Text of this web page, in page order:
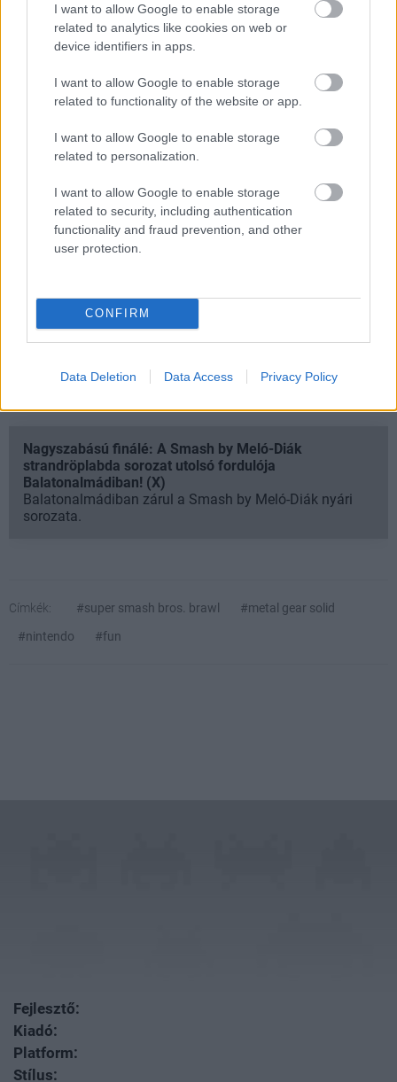
I want to allow Google to enable storage
related to analytics like cookies on web or
device identifiers in apps.
I want to allow Google to enable storage
related to functionality of the website or app.
I want to allow Google to enable storage
related to personalization.
I want to allow Google to enable storage
related to security, including authentication
functionality and fraud prevention, and other
user protection.
CONFIRM
Data Deletion Data Access Privacy Policy
közli, hogy "Otacon, egy óriási gorillát látok
nyakkendőben"
Nagyszabású finálé: A Smash by Meló-Diák
strandröplabda sorozat utolsó fordulója
Balatonalmádiban! (X)
Balatonalmádiban zárul a Smash by Meló-Diák nyári
sorozata.
Címkék: #super smash bros. brawl
#metal gear solid
#nintendo
#fun
Fejlesztő:
Kiadó:
Platform:
Stílus: